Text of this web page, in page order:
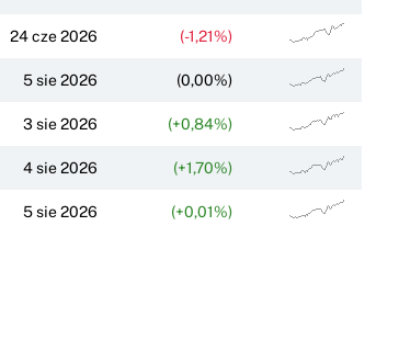
24 cze 2026 (-1,21%)
5 sie 2026 (0,00%)
3 sie 2026 (+0,84%)
4 sie 2026 (+1,70%)
5 sie 2026 (+0,01%)